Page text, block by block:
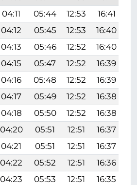
04:11 05:44 12:53 16:41
04:12 05:45 12:53 16:40
04:13 05:46 12:52 16:40
04:15 05:47 12:52 16:39
04:16 05:48 12:52 16:39
04:17 05:49 12:52 16:38
04:18 05:50 12:52 16:38
04:20 05:51 12:51 16:37
04:21 05:51 12:51 16:37
04:22 05:52 12:51 16:36
04:23 05:53 12:51 16:35